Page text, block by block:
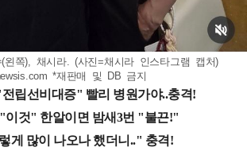
왼쪽), 채시라. (사진=채시라 인스타그램 캡처)
*재판매 및 DB 금지